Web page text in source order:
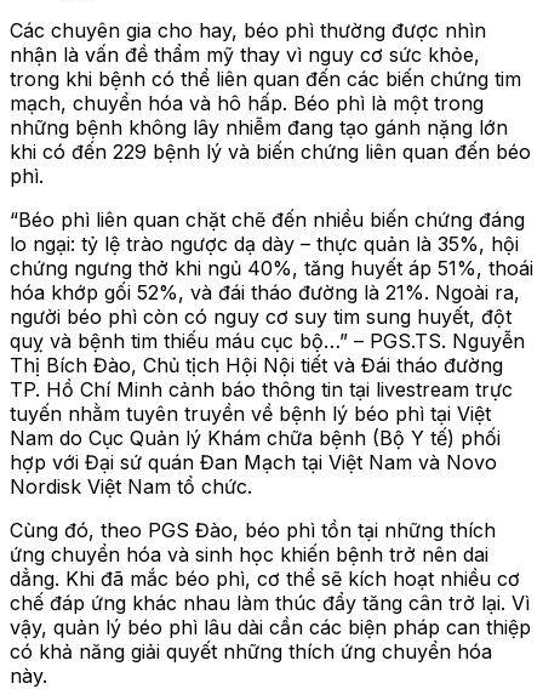
Các chuyên gia cho hay, béo phì thường được nhìn
nhận là vấn đề thẩm mỹ thay vì nguy cơ sức khỏe,
trong khi bệnh có thể liên quan đến các biến chứng tim
mạch, chuyển hóa và hô hấp. Béo phì là một trong
những bệnh không lây nhiễm đang tạo gánh nặng lớn
khi có đến 229 bệnh lý và biến chứng liên quan đến béo
phì.
“Béo phì liên quan chặt chẽ đến nhiều biến chứng đáng
lo ngại: tỷ lệ trào ngược dạ dày – thực quản là 35%, hội
chứng ngưng thở khi ngủ 40%, tăng huyết áp 51%, thoái
hóa khớp gối 52%, và đái tháo đường là 21%. Ngoài ra,
người béo phì còn có nguy cơ suy tim sung huyết, đột
quỵ và bệnh tim thiếu máu cục bộ…” – PGS.TS. Nguyễn
Thị Bích Đào, Chủ tịch Hội Nội tiết và Đái tháo đường
TP. Hồ Chí Minh cảnh báo thông tin tại livestream trực
tuyến nhằm tuyên truyền về bệnh lý béo phì tại Việt
Nam do Cục Quản lý Khám chữa bệnh (Bộ Y tế) phối
hợp với Đại sứ quán Đan Mạch tại Việt Nam và Novo
Nordisk Việt Nam tổ chức.
Cùng đó, theo PGS Đào, béo phì tồn tại những thích
ứng chuyển hóa và sinh học khiến bệnh trở nên dai
dẳng. Khi đã mắc béo phì, cơ thể sẽ kích hoạt nhiều cơ
chế đáp ứng khác nhau làm thúc đẩy tăng cân trở lại. Vì
vậy, quản lý béo phì lâu dài cần các biện pháp can thiệp
có khả năng giải quyết những thích ứng chuyển hóa
này.